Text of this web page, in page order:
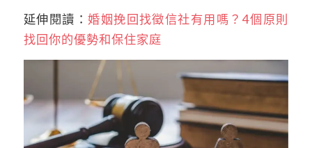
延伸閱讀：婚姻挽回找徵信社有用嗎？4個原則
找回你的優勢和保住家庭